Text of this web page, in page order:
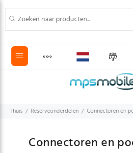
Thuis Reserveonderdelen Connectoren en
Connectoren en